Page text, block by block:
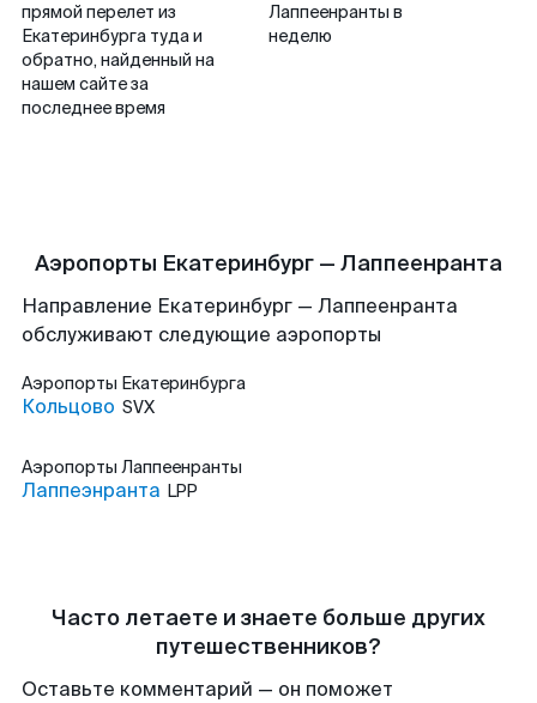
прямой перелет из
Екатеринбурга туда и
обратно, найденный на
нашем сайте за
последнее время
Лаппеенранты в
неделю
Аэропорты Екатеринбург — Лаппеенранта
Направление Екатеринбург — Лаппеенранта
обслуживают следующие аэропорты
Аэропорты Екатеринбурга
Кольцово SVX
Аэропорты Лаппеенранты
Лаппеэнранта LPP
Часто летаете и знаете больше других
путешественников?
Оставьте комментарий — он поможет